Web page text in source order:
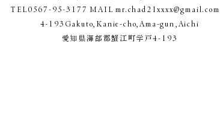
TEL0567-95-3177 MAILmr.chad21xxxx@gmail.com
4-193Gakuto,Kanie-cho,Ama-gun,Aichi
​愛知県海部郡蟹江町学戸4-193